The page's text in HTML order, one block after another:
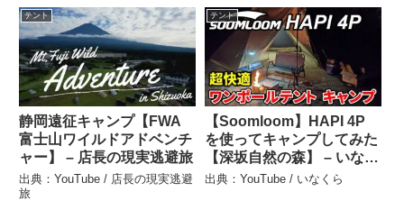
テント
静岡遠征キャンプ【FWA
富士山ワイルドアドベンチ
ャー】 – 店長の現実逃避旅
出典：YouTube / 店長の現実逃避
旅
テント
【Soomloom】HAPI 4P
を使ってキャンプしてみた
【深坂自然の森】 – いなく
ら
出典：YouTube / いなくら